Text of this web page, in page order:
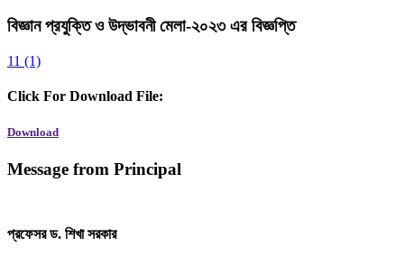
বিজ্ঞান প্রযুক্তি ও উদ্ভাবনী মেলা-২০২৩ এর বিজ্ঞপ্তি
11 (1)
Click For Download File:
Download
Message from Principal
প্রফেসর ড. শিখা সরকার